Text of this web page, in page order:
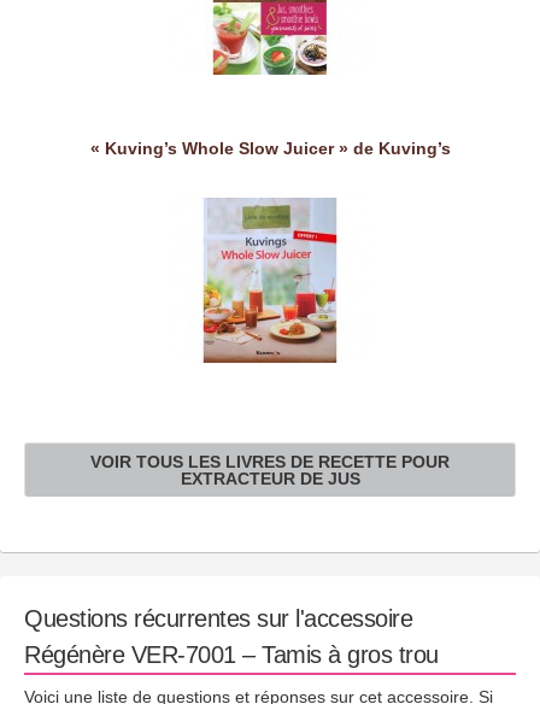
« Kuving’s Whole Slow Juicer » de Kuving’s
VOIR TOUS LES LIVRES DE RECETTE POUR
EXTRACTEUR DE JUS
Questions récurrentes sur l'accessoire
Régénère VER-7001 – Tamis à gros trou
Voici une liste de questions et réponses sur cet accessoire. Si